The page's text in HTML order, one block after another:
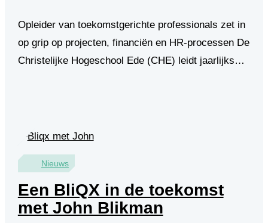
Opleider van toekomstgerichte professionals zet in
op grip op projecten, financiën en HR-processen De
Christelijke Hogeschool Ede (CHE) leidt jaarlijks…
Nieuws
Een BliQX in de toekomst
met John Blikman